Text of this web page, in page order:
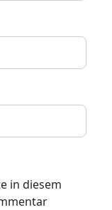
in diesem